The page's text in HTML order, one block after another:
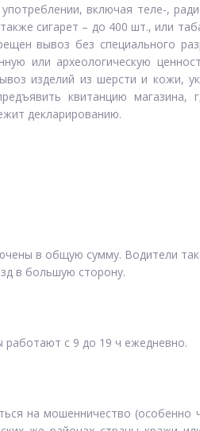
включая теле-,
сигарет – до 400 шт., или
вывоз без специального
или археологическую
изделий из шерсти и кожи,
квитанцию магазина,
декларированию.
в общую сумму. Водители
в большую сторону.
работают с 9 до 19 ч ежедневно.
на мошенничество (особенно